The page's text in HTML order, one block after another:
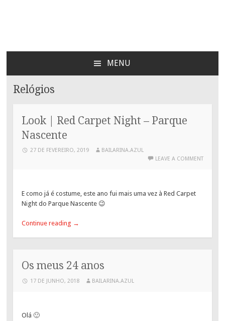
Bailarina Azul
MENU
CONTENT
Relógios
Look | Red Carpet Night – Parque
Nascente
27 DE FEVEREIRO, 2019
BAILARINA.AZUL
LEAVE A COMMENT
E como já é costume, este ano fui mais uma vez à Red Carpet
Night do Parque Nascente 😉
Continue reading →
Os meus 24 anos
17 DE JUNHO, 2018 BAILARINA.AZUL
Olá 🙂